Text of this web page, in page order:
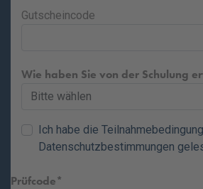
Gutscheincode
Wie haben Sie von der Schulung
Ich habe die
Datenschutzbestimmungen
Prüfcode